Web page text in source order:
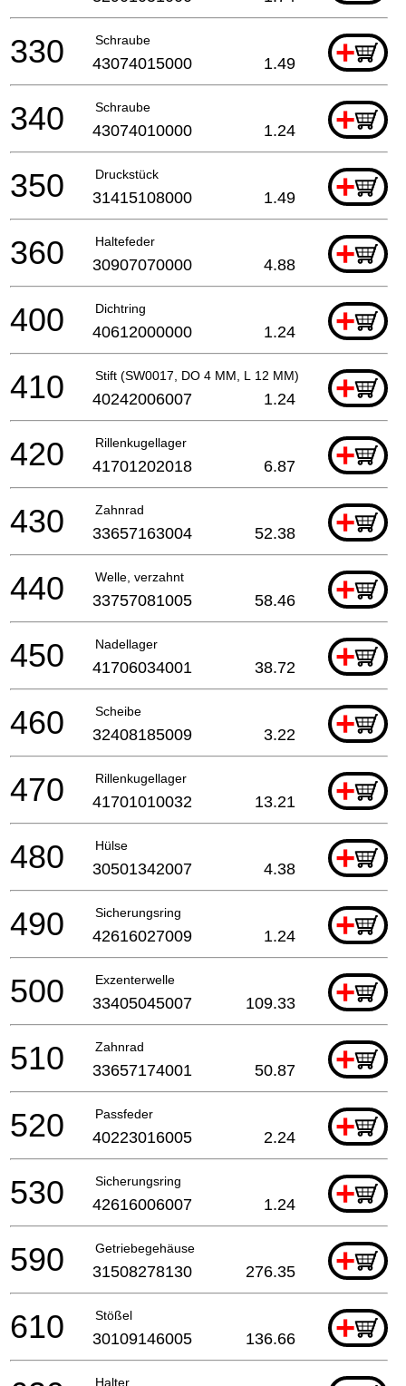
Schraube +
330 43074015000 1.49
Schraube +
340 43074010000 1.24
Druckstück +
350 31415108000 1.49
Haltefeder +
360 30907070000 4.88
Dichtring +
400 40612000000 1.24
Stift (SW0017, DO 4 MM, L 12 MM) +
410 40242006007 1.24
Rillenkugellager +
420 41701202018 6.87
Zahnrad +
430 33657163004 52.38
Welle, verzahnt +
440 33757081005 58.46
Nadellager +
450 41706034001 38.72
Scheibe +
460 32408185009 3.22
Rillenkugellager +
470 41701010032 13.21
Hülse +
480 30501342007 4.38
Sicherungsring +
490 42616027009 1.24
Exzenterwelle +
500 33405045007 109.33
Zahnrad +
510 33657174001 50.87
Passfeder +
520 40223016005 2.24
Sicherungsring +
530 42616006007 1.24
Getriebegehäuse +
590 31508278130 276.35
Stößel +
610 30109146005 136.66
Halter